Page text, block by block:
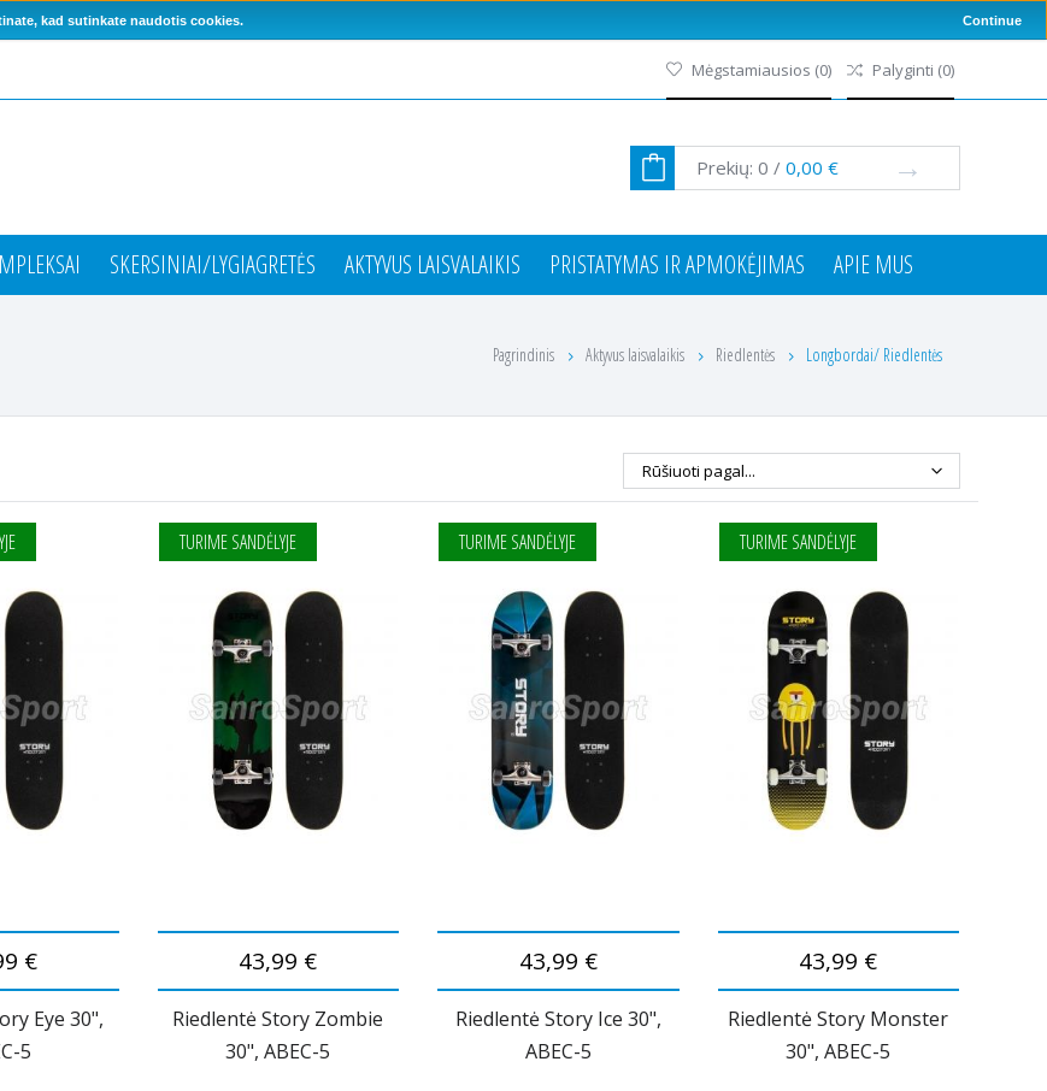
kad sutinkate naudotis cookies. Continue
Mėgstamiausios (0) Palyginti (0)
Prekių:0 /0,00 €
SKERSINIAI/LYGIAGRETĖS AKTYVUS LAISVALAIKIS PRISTATYMAS IR APMOKĖJIMAS
APIE MUS
Pagrindinis Aktyvus laisvalaikis Riedlentės Longbordai/ Riedlentės
Rūšiuoti pagal...
€
Eye 30",
5
TURIME SANDĖLYJE
43,99 €
Riedlentė Story Zombie
30", ABEC-5
TURIME SANDĖLYJE
43,99 €
Riedlentė Story Ice 30",
ABEC-5
TURIME SANDĖLYJE
43,99 €
Riedlentė Story Monster
30", ABEC-5